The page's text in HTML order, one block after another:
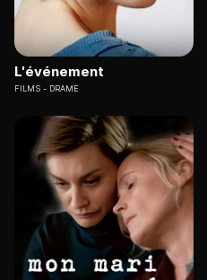
L'événement
FILMS DRAME